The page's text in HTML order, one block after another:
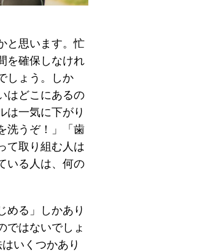
と思います。忙
を確保しなけれ
しょう。しか
はどこにあるの
は一気に下がり
洗うぞ！」「歯
て取り組む人は
いる人は、何の
める」しかあり
ではないでしょ
いくつかあり